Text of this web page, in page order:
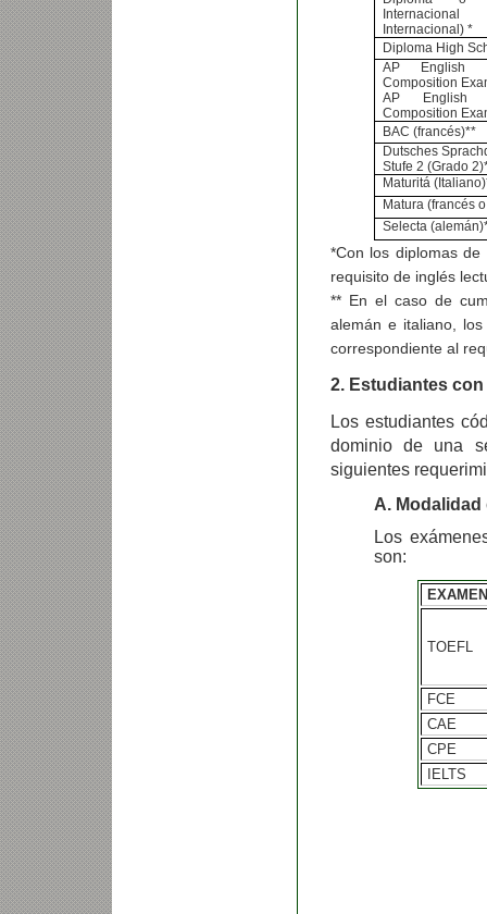
Internacional) *
Diploma High
AP English
Composition
AP English
Composition
BAC (francés)**
Dutsches
Stufe 2 (Grado
Maturitá
Matura (francés
Selecta
*Con los diplomas
requisito de inglés
** En el caso de
alemán e italiano,
correspondiente al
2. Estudiantes con
Los estudiantes
dominio de una
siguientes
A.
Los
son:
EXAMEN
TOEFL
FCE
CAE
CPE
IELTS